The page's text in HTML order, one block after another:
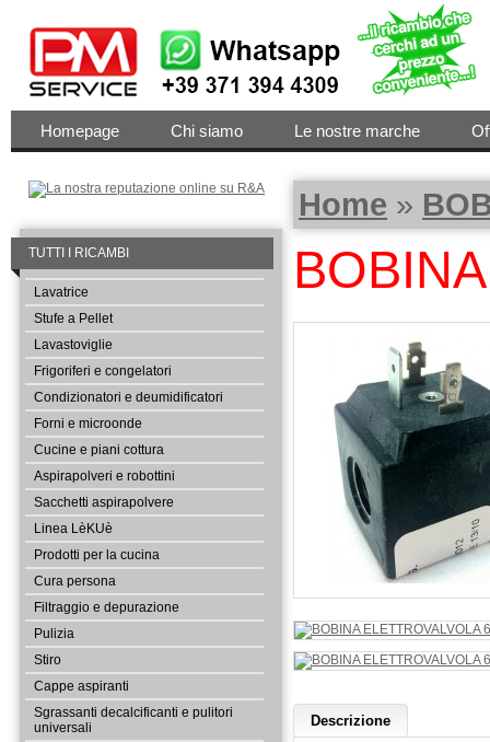
Homepage Chi siamo Le nostre marche
TUTTI I RICAMBI
Lavatrice
Stufe a Pellet
Lavastoviglie
Frigoriferi e congelatori
Condizionatori e deumidificatori
Forni e microonde
Cucine e piani cottura
Aspirapolveri e robottini
Sacchetti aspirapolvere
Linea LèKUè
Prodotti per la cucina
Cura persona
Filtraggio e depurazione
Pulizia
Stiro
Cappe aspiranti
Sgrassanti decalcificanti e pulitori
universali
Home »
Descrizione